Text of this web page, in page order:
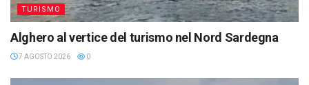
TURISMO
Alghero al vertice del turismo nel Nord Sardegna
7 AGOSTO 2026 0